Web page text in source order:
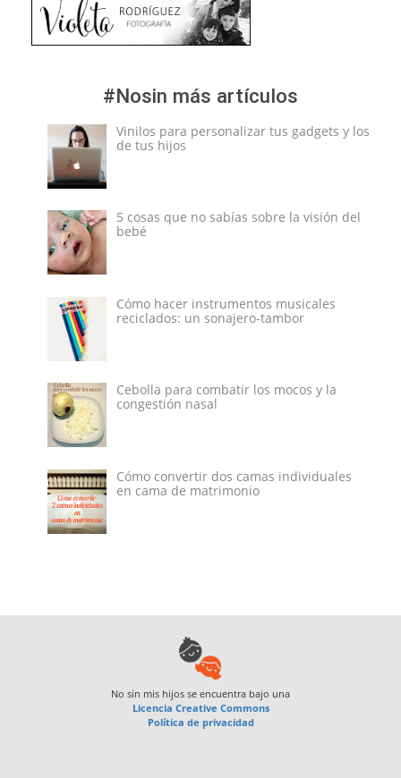
#Nosin más artículos
Vinilos para personalizar tus gadgets y los
de tus hijos
5 cosas que no sabías sobre la visión del
bebé
Cómo hacer instrumentos musicales
reciclados: un sonajero-tambor
Cebolla para combatir los mocos y la
congestión nasal
Cómo convertir dos camas individuales
en cama de matrimonio
No sin mis hijos se encuentra bajo una
Licencia Creative Commons
Política de privacidad